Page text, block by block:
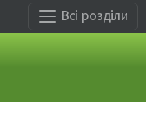
Всі розділи